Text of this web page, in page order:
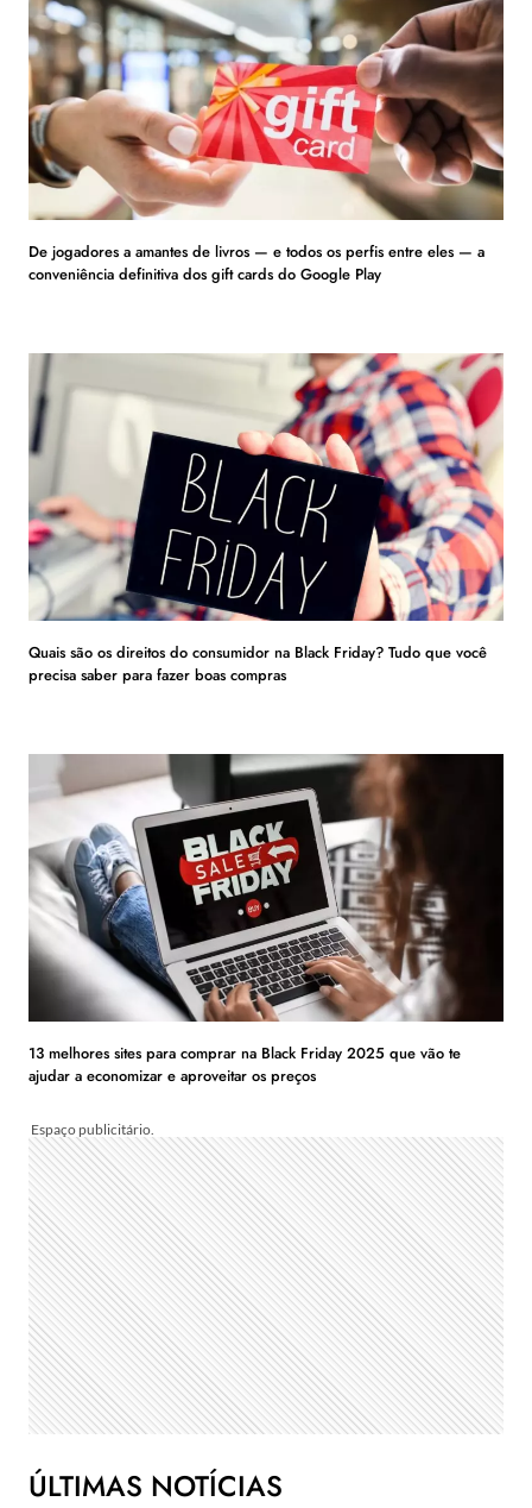
De jogadores a amantes de livros — e todos os perfis entre eles — a
conveniência definitiva dos gift cards do Google Play
Quais são os direitos do consumidor na Black Friday? Tudo que você
precisa saber para fazer boas compras
13 melhores sites para comprar na Black Friday 2025 que vão te
ajudar a economizar e aproveitar os preços
ÚLTIMAS NOTÍCIAS